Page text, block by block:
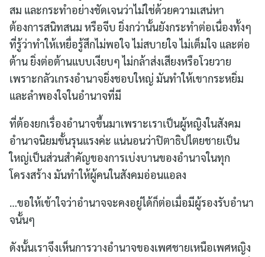
สม และกระทำอย่างชัดเจนว่าไม่ใช่ด้วยความเสน่หา
ต้องการสนิทสนม หรือจีบ ยิ่งกว่านั้นยังกระทำต่อเนื่องทั้งๆ
ที่รู้ว่าทำให้เหยื่อรู้สึกไม่พอใจ ไม่สบายใจ ไม่เต็มใจ และต่อ
ต้าน ยิ่งต่อต้านแบบเงียบๆ ไม่กล้าส่งเสียงหรือโวยวาย
เพราะกลัวเกรงอำนาจยิ่งชอบใหญ่ มันทำให้เขากระหยิ่ม
และลำพองใจในอำนาจที่มี
ที่ต้องยกเรื่องอำนาจขึ้นมาเพราะเราเป็นผู้หญิงในสังคม
อำนาจนิยมขั้นรุนแรงค่ะ แน่นอนว่าปิตาธิปไตยชายเป็น
ใหญ่เป็นส่วนสำคัญของการเบ่งบานของอำนาจในทุก
โครงสร้าง มันทำให้ผู้คนในสังคมอ่อนแอลง
…ขอให้เข้าใจว่าอำนาจจะคงอยู่ได้ก็ต่อเมื่อมีผู้รองรับอำนา
จนั้นๆ
ดังนั้นเราจึงเห็นการวางอำนาจของเพศชายเหนือเพศหญิง